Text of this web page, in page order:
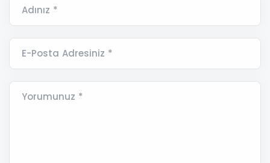
Adınız *
E-Posta Adresiniz *
Yorumunuz *